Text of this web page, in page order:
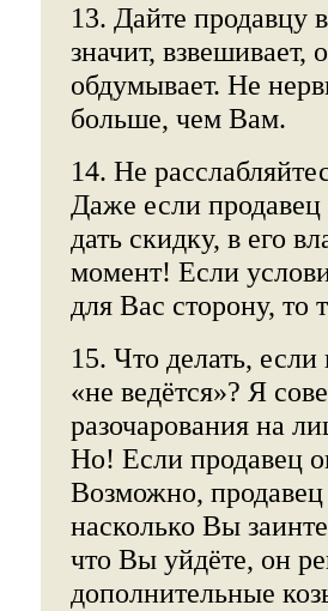
13. Дайте продавцу
значит, взвешивает,
обдумывает. Не
больше, чем Вам.
14. Не
Даже если
дать скидку, в его
момент! Если
для Вас сторону, то
15. Что делать,
«не ведётся»? Я
разочарования на
Но! Если продавец
Возможно,
насколько Вы
что Вы уйдёте, он
дополнительные